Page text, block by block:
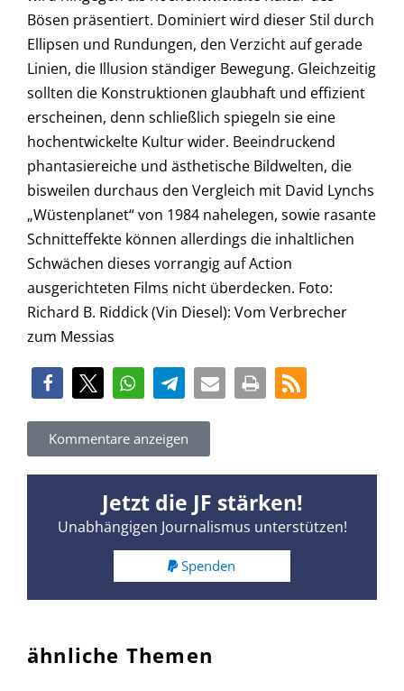
Bösen präsentiert. Dominiert wird dieser Stil durch
Ellipsen und Rundungen, den Verzicht auf gerade
Linien, die Illusion ständiger Bewegung. Gleichzeitig
sollten die Konstruktionen glaubhaft und effizient
erscheinen, denn schließlich spiegeln sie eine
hochentwickelte Kultur wider. Beeindruckend
phantasiereiche und ästhetische Bildwelten, die
bisweilen durchaus den Vergleich mit David Lynchs
„Wüstenplanet“ von 1984 nahelegen, sowie rasante
Schnitteffekte können allerdings die inhaltlichen
Schwächen dieses vorrangig auf Action
ausgerichteten Films nicht überdecken. Foto:
Richard B. Riddick (Vin Diesel): Vom Verbrecher
zum Messias
Kommentare anzeigen
Jetzt die JF stärken!
Unabhängigen Journalismus unterstützen!
Spenden
ähnliche Themen